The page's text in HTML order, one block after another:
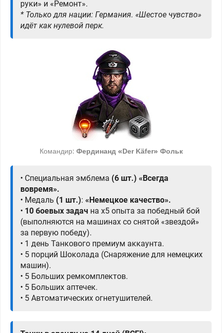
руки» и «Ремонт».
* Только для нации: Германия. «Шестое чувство»
идёт как нулевой перк.
Командир: Фердинанд «Der Käfer» Фольк
• Специальная эмблема (6 шт.) «Всегда
вовремя».
• Медаль (1 шт.): «Немецкое качество».
• 10 боевых задач на х5 опыта за победный бой
(выполняются на машинах со снятой «звездой»
за первую победу).
• 1 день Танкового премиум аккаунта.
• 5 порций Шоколада (Снаряжение для немецких
машин).
• 5 Больших ремкомплектов.
• 5 Больших аптечек.
• 5 Автоматических огнетушителей.